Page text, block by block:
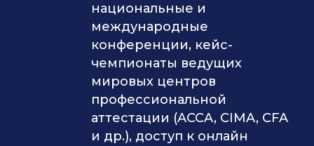
национальные и
международные
конференции, кейс-
чемпионаты ведущих
мировых центров
профессиональной
аттестации (ACCA, CIMA, CFA
и др.), доступ к онлайн